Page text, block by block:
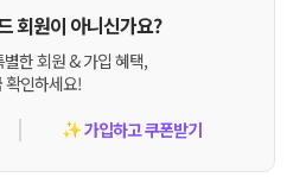
회원이 아니신가요?
한 회원 & 가입 혜택,
확인하세요!
✨가입하고 쿠폰받기